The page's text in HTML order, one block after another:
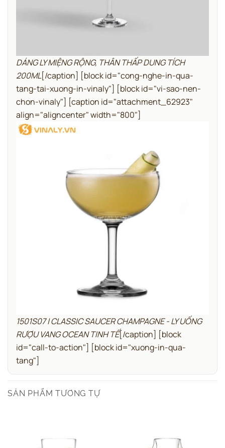
DÁNG LY MIỆNG RỘNG, THÂN THẤP DUNG TÍCH
200ML[/caption] [block id="cong-nghe-in-qua-
tang-tai-xuong-in-vinaly"] [block id="vi-sao-nen-
chon-vinaly"] [caption id="attachment_62923"
align="aligncenter" width="800"]
1501S07 | CLASSIC SAUCER CHAMPAGNE - LY UỐNG
RƯỢU VANG OCEAN TINH TẾ[/caption] [block
id="call-to-action"] [block id="xuong-in-qua-
tang"]
SẢN PHẨM TƯƠNG TỰ